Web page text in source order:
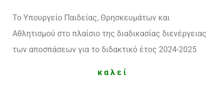
Το Υπουργείο Παιδείας, Θρησκευμάτων και
Αθλητισμού στο πλαίσιο της διαδικασίας διενέργειας
των αποσπάσεων για το διδακτικό έτος 2024-2025
κ α λ ε ί